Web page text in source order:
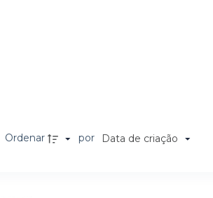
Ordenar por Data de criação